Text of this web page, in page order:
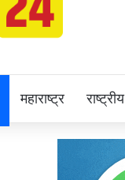
महाराष्ट्र राष्ट्रीय